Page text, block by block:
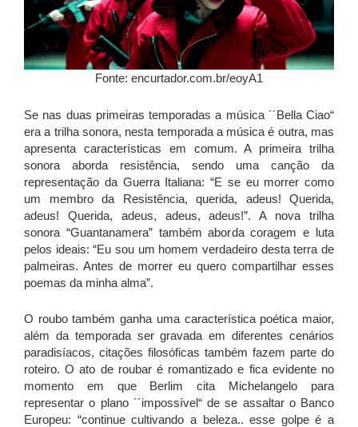
Fonte: encurtador.com.br/eoyA1
Se nas duas primeiras temporadas a música ´´Bella Ciao“
era a trilha sonora, nesta temporada a música é outra, mas
apresenta características em comum. A primeira trilha
sonora aborda resistência, sendo uma canção da
representação da Guerra Italiana: “E se eu morrer como
um membro da Resistência, querida, adeus! Querida,
adeus! Querida, adeus, adeus, adeus!”. A nova trilha
sonora “Guantanamera” também aborda coragem e luta
pelos ideais: “Eu sou um homem verdadeiro desta terra de
palmeiras. Antes de morrer eu quero compartilhar esses
poemas da minha alma”.
O roubo também ganha uma característica poética maior,
além da temporada ser gravada em diferentes cenários
paradisíacos, citações filosóficas também fazem parte do
roteiro. O ato de roubar é romantizado e fica evidente no
momento em que Berlim cita Michelangelo para
representar o plano ´´impossível“ de se assaltar o Banco
Europeu: “continue cultivando a beleza.. esse golpe é a